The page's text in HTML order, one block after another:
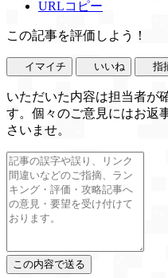
URLコピー
この記事を評価しよう！
イマイチ いいね 指
いただいた内容は担当者が
す。個々のご意見にはお返
さいませ。